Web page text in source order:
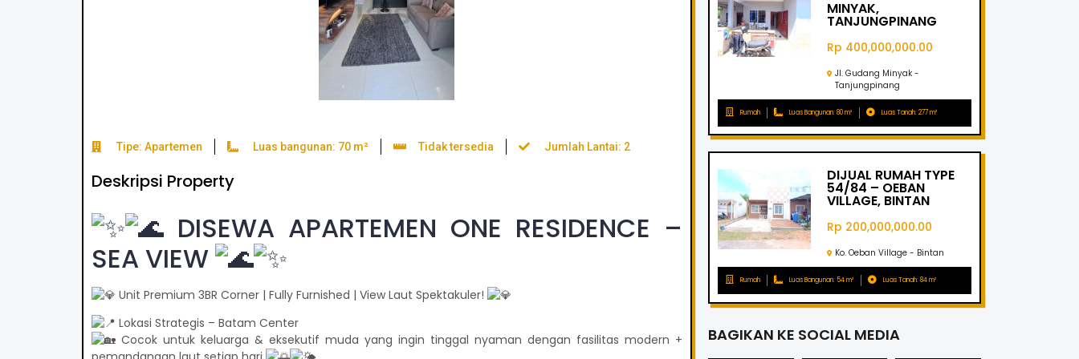
Tipe: Apartemen Luas bangunan: 70 m² Tidak tersedia Jumlah Lantai: 2
Deskripsi Property
DISEWA APARTEMEN ONE RESIDENCE –
SEA VIEW
Unit Premium 3BR Corner | Fully Furnished | View Laut Spektakuler!
Lokasi Strategis – Batam Center
Cocok untuk keluarga & eksekutif muda yang ingin tinggal nyaman dengan fasilitas modern +
MINYAK,
TANJUNGPINANG
Rp 400,000,000.00
Jl. Gudang Minyak -
Tanjungpinang
Rumah Luas Bangunan: 80 m² Luas Tanah: 277 m²
DIJUAL RUMAH TYPE
54/84 – OEBAN
VILLAGE, BINTAN
Rp 200,000,000.00
Ko. Oeban Village - Bintan
Rumah Luas Bangunan: 54 m² Luas Tanah: 84 m²
BAGIKAN KE SOCIAL MEDIA